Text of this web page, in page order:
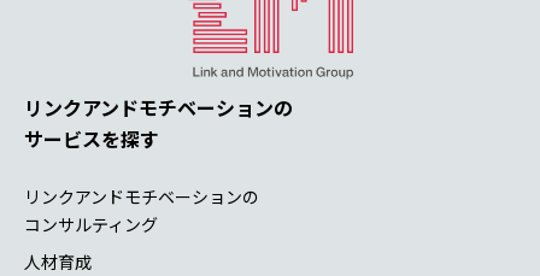
リンクアンドモチベーションの
サービスを探す
リンクアンドモチベーションの
コンサルティング
人材育成